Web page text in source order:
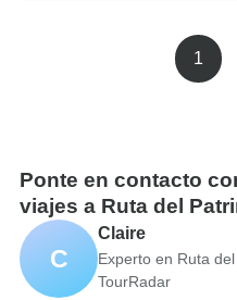
1
Ponte en contacto
viajes a Ruta del
C
Claire
Experto en Ruta
TourRadar